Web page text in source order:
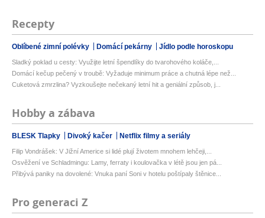
Recepty
Oblíbené zimní polévky Domácí pekárny Jídlo podle horoskopu
Sladký poklad u cesty: Využijte letní špendlíky do tvarohového koláče,...
Domácí kečup pečený v troubě: Vyžaduje minimum práce a chutná lépe než...
Cuketová zmrzlina? Vyzkoušejte nečekaný letní hit a geniální způsob, j...
Hobby a zábava
BLESK Tlapky Divoký kačer Netflix filmy a seriály
Filip Vondrášek: V Jižní Americe si lidé plují životem mnohem lehčeji,...
Osvěžení ve Schladmingu: Lamy, ferraty i koulovačka v létě jsou jen pá...
Přibývá paniky na dovolené: Vnuka paní Soni v hotelu poštípaly štěnice...
Pro generaci Z